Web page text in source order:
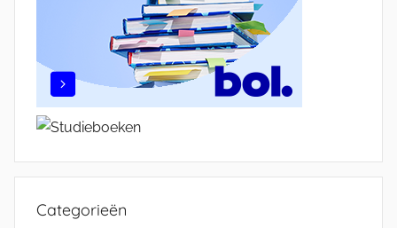
Categorieën